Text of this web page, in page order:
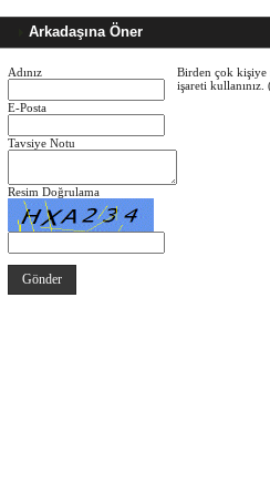
Arkadaşına Öner
Adınız
E-Posta
Tavsiye Notu
Resim Doğrulama
Birden çok kişiye
işareti